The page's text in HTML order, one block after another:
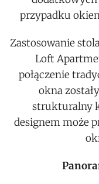
przypadku
Zastosowanie
Loft
połączenie
okna
strukturalny
designem może